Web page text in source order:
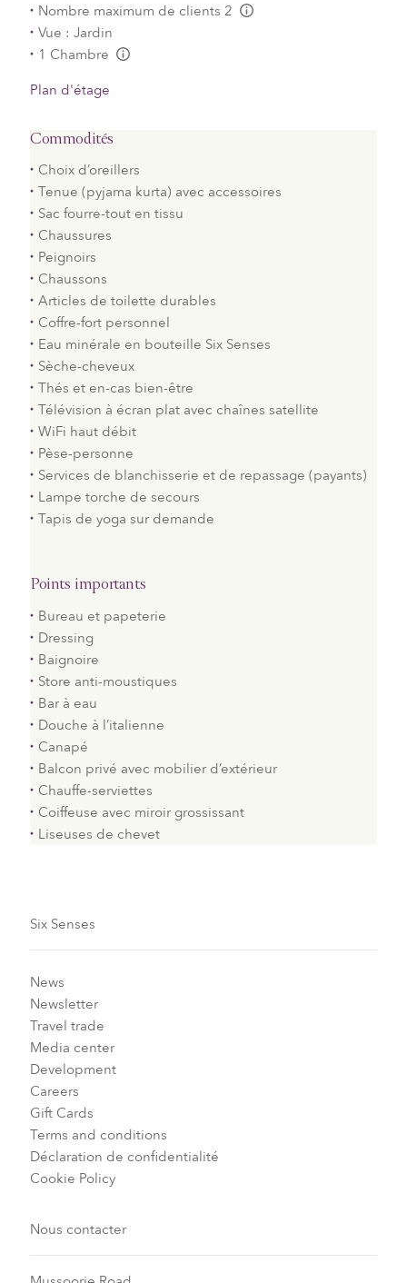
Nombre maximum de clients 2
Vue : Jardin
1 Chambre
Plan d'étage
Commodités
Choix d’oreillers
Tenue (pyjama kurta) avec accessoires
Sac fourre-tout en tissu
Chaussures
Peignoirs
Chaussons
Articles de toilette durables
Coffre-fort personnel
Eau minérale en bouteille Six Senses
Sèche-cheveux
Thés et en-cas bien-être
Télévision à écran plat avec chaînes satellite
WiFi haut débit
Pèse-personne
Services de blanchisserie et de repassage (payants)
Lampe torche de secours
Tapis de yoga sur demande
Points importants
Bureau et papeterie
Dressing
Baignoire
Store anti-moustiques
Bar à eau
Douche à l’italienne
Canapé
Balcon privé avec mobilier d’extérieur
Chauffe-serviettes
Coiffeuse avec miroir grossissant
Liseuses de chevet
Six Senses
News
Newsletter
Travel trade
Media center
Development
Careers
Gift Cards
Terms and conditions
Déclaration de confidentialité
Cookie Policy
Nous contacter